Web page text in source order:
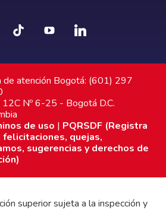
de atención Bogotá: (601) 297
12C Nº 6-25 - Bogotá D.C.
de uso | PQRSDF (Registra
felicitaciones, quejas,
sugerencias y derechos de
superior sujeta a la inspección y